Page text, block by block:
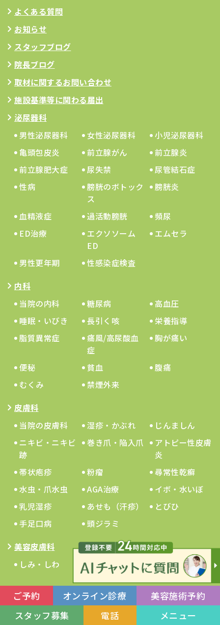
よくある質問
お知らせ
スタッフブログ
院長ブログ
取材に関するお問い合わせ
施設基準等に関わる届出
泌尿器科
男性泌尿器科
女性泌尿器科
小児泌尿器科
亀頭包皮炎
前立腺がん
前立腺炎
前立腺肥大症
尿失禁
尿管結石症
性病
膀胱のボトック
ス
膀胱炎
血精液症 過活動膀胱
頻尿
ED治療
エクソソーム
ED
エムセラ
男性更年期
性感染症検査
内科
当院の内科
糖尿病
高血圧
睡眠・いびき
長引く咳
栄養指導
脂質異常症
痛風/高尿酸血
症
胸が痛い
便秘 貧血
腹痛
むくみ
禁煙外来
皮膚科
当院の皮膚科
湿疹・かぶれ
じんましん
ニキビ・ニキビ
跡
巻き爪・陥入爪
アトピー性皮膚
炎
帯状疱疹
粉瘤
尋常性乾癬
水虫・爪水虫
AGA治療
イボ・水いぼ
乳児湿疹
あせも（汗疹）
とびひ
手足口病
頭ジラミ
美容皮膚科
しみ・しわ
ダイエット・
GLP1
ニキビ・毛穴
美容注射・点滴 ほくろ・イボ
カスタマイズ治
療
ご予約 オンライン診療
美容施術予約
スタッフ募集
電話 メニュー